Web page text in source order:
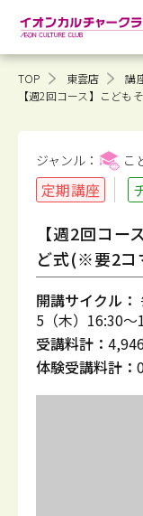
TOP 東雲店
講
【週2回コース】こど
ジャンル： こ
定期講座
【週2回コ
ど式(※要2コ
開講サイクル：
5（木）16:30～
受講料計：
体験受講料計：